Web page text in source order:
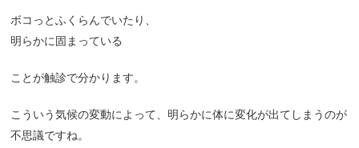
ボコっとふくらんでいたり、
明らかに固まっている
ことが触診で分かります。
こういう気候の変動によって、明らかに体に変化が出てしまうのが
不思議ですね。